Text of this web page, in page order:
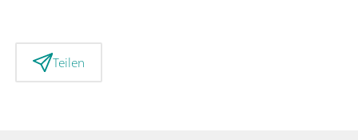
Teilen